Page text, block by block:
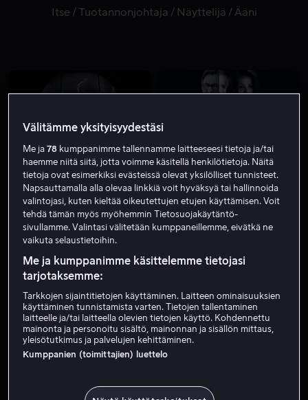
Itse Tuotannonjohtaja Näyttelijä Ääni
Alk. 3,99 € Alk. 3,99 €
Alk. 4,99 € Alk. 4,99 €
Välitämme yksityisyydestäsi
Me ja78 kumppanimme tallennamme laitteeseesi tietoja ja/tai
haemme niitä siitä, jotta voimme käsitellä henkilötietoja. Näitä
tietoja ovat esimerkiksi evästeissä olevat yksilölliset tunnisteet.
Napsauttamalla alla olevaa linkkiä voit hyväksyä tai hallinnoida
valintojasi, kuten kieltää oikeutettujen etujen käyttämisen. Voit
tehdä tämän myös myöhemmin Tietosuojakäytäntö-
sivullamme. Valintasi välitetään kumppaneillemme, eivätkä ne
vaikuta selaustietoihin.
Me ja kumppanimme käsittelemme tietojasi
tarjotaksemme:
Tarkkojen sijaintitietojen käyttäminen. Laitteen ominaisuuksien
käyttäminen tunnistamista varten. Tietojen tallentaminen
laitteelle ja/tai laitteella olevien tietojen käyttö. Kohdennettu
mainonta ja personoitu sisältö, mainonnan ja sisällön mittaus,
yleisötutkimus ja palvelujen kehittäminen.
Kumppanien (toimittajien) luettelo